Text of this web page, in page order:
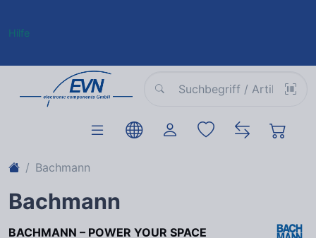
Hilfe
Bachmann
Bachmann
BACHMANN – POWER YOUR SPACE